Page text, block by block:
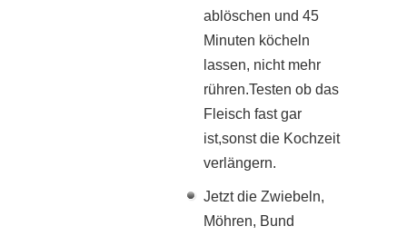
ablöschen und 45
Minuten köcheln
lassen, nicht mehr
rühren.Testen ob das
Fleisch fast gar
ist,sonst die Kochzeit
verlängern.
Jetzt die Zwiebeln,
Möhren, Bund